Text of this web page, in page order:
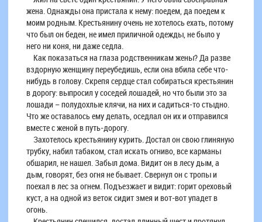
жена. Однажды она пристала к нему: поедем, да поедем к
моим родным. Крестьянину очень не хотелось ехать, потому
что был он беден, не имел приличной одежды, не было у
него ни коня, ни даже седла.
Как показаться на глаза родственникам жены? Да разве
вздорную женщину переубедишь, если она вбила себе что-
нибудь в голову. Скрепя сердце стал собираться крестьянин
в дорогу: выпросил у соседей лошадей, но что были это за
лошади – полудохлые клячи, на них и садиться-то стыдно.
Что же оставалось ему делать, оседлал он их и отправился
вместе с женой в путь-дорогу.
Захотелось крестьянину курить. Достал он свою глиняную
трубку, набил табаком, стал искать огниво, все карманы
обшарил, не нашел. Забыл дома. Видит он в лесу дым, а
дым, говорят, без огня не бывает. Свернул он с тропы и
поехал в лес за огнем. Подъезжает и видит: горит ореховый
куст, а на одной из веток сидит змея и вот-вот упадет в
огонь.